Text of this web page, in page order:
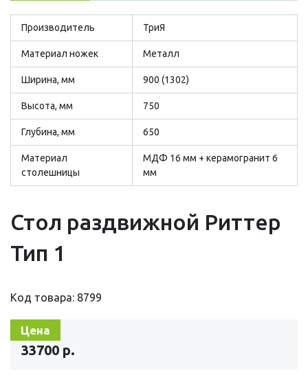
Производитель ТриЯ
Материал ножек Металл
Ширина, мм 900 (1302)
Высота, мм 750
Глубина, мм 650
Материал
столешницы
МДФ 16 мм + керамогранит 6
мм
Стол раздвижной Риттер
Тип 1
Код товара: 8799
Цена
33700 р.